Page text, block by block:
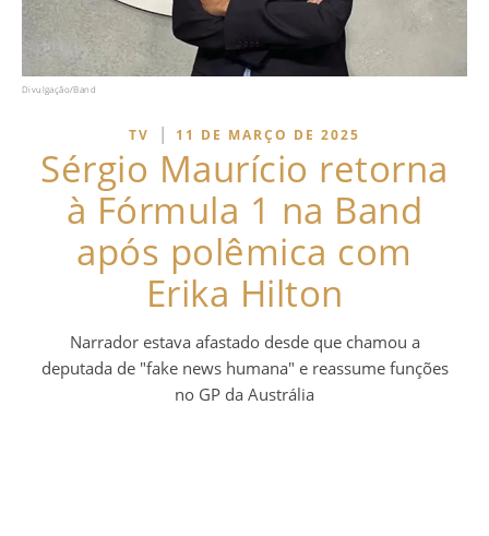
Divulgação/Band
TV | 11 DE MARÇO DE 2025
Sérgio Maurício retorna
à Fórmula 1 na Band
após polêmica com
Erika Hilton
Narrador estava afastado desde que chamou a
deputada de "fake news humana" e reassume funções
no GP da Austrália